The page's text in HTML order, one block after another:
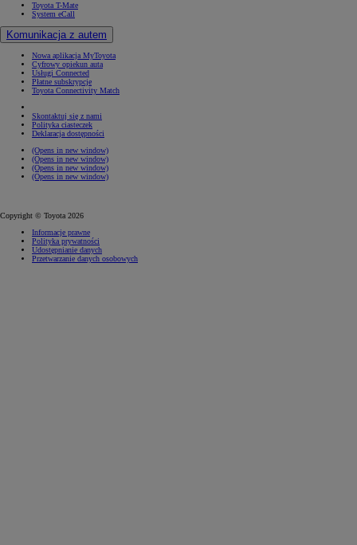
Toyota T-Mate
System eCall
Komunikacja z autem
Nowa aplikacja MyToyota
Cyfrowy opiekun auta
Usługi Connected
Płatne subskrypcje
Toyota Connectivity Match
Skontaktuj się z nami
Polityka ciasteczek
Deklaracja dostępności
(Opens in new window)
(Opens in new window)
(Opens in new window)
(Opens in new window)
Copyright © Toyota 2026
Informacje prawne
Polityka prywatności
Udostępnianie danych
Przetwarzanie danych osobowych